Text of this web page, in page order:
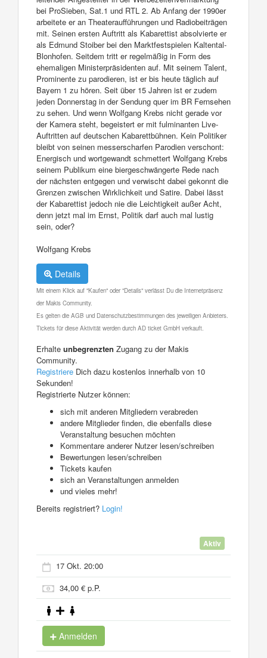
bei ProSieben, Sat.1 und RTL 2. Ab Anfang der 1990er
arbeitete er an Theateraufführungen und Radiobeiträgen
mit. Seinen ersten Auftritt als Kabarettist absolvierte er
als Edmund Stoiber bei den Marktfestspielen Kaltental-
Blonhofen. Seitdem tritt er regelmäßig in Form des
ehemaligen Ministerpräsidenten auf. Mit seinem Talent,
Prominente zu parodieren, ist er bis heute täglich auf
Bayern 1 zu hören. Seit über 15 Jahren ist er zudem
jeden Donnerstag in der Sendung quer im BR Fernsehen
zu sehen. Und wenn Wolfgang Krebs nicht gerade vor
der Kamera steht, begeistert er mit fulminanten Live-
Auftritten auf deutschen Kabarettbühnen. Kein Politiker
bleibt von seinen messerscharfen Parodien verschont:
Energisch und wortgewandt schmettert Wolfgang Krebs
seinem Publikum eine biergeschwängerte Rede nach
der nächsten entgegen und verwischt dabei gekonnt die
Grenzen zwischen Wirklichkeit und Satire. Dabei lässt
der Kabarettist jedoch nie die Leichtigkeit außer Acht,
denn jetzt mal im Ernst, Politik darf auch mal lustig
sein, oder?
Wolfgang Krebs
Details
Mit einem Klick auf "Kaufen" oder "Details" verlässt Du die Internetpräsenz
der Makis Community.
Es gelten die AGB und Datenschutzbestimmungen des jeweiligen Anbieters.
Tickets für diese Aktivität werden durch AD ticket GmbH verkauft.
Erhalte unbegrenzten Zugang zu der Makis
Community.
Registriere Dich dazu kostenlos innerhalb von 10
Sekunden!
Registrierte Nutzer können:
sich mit anderen Mitgliedern verabreden
andere Mitglieder finden, die ebenfalls diese
Veranstaltung besuchen möchten
Kommentare anderer Nutzer lesen/schreiben
Bewertungen lesen/schreiben
Tickets kaufen
sich an Veranstaltungen anmelden
und vieles mehr!
Bereits registriert? Login!
Aktiv
17 Okt. 20:00
34,00 € p.P.
Anmelden